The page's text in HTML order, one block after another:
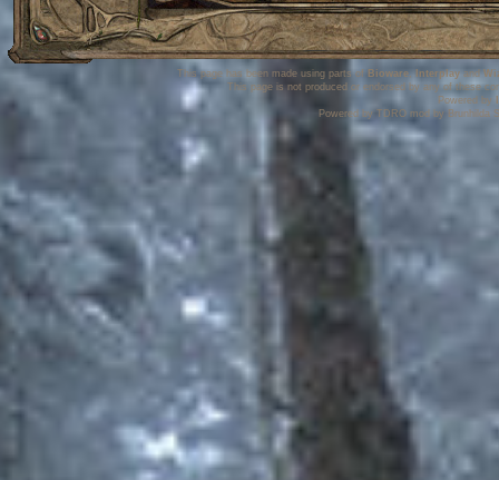
This page has been made using parts of Bioware, Interplay and
This page is not produced or endorsed by any of these
Powered by
Powered by TDRO mod by Brunhilda